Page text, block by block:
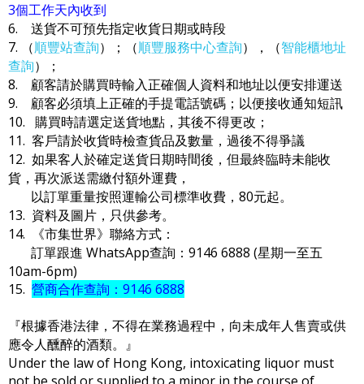
3個工作天內收到
6. 送貨不可預先指定收貨日期或時段
7. （順豐站查詢）；（順豐服務中心查詢），（智能櫃地址
查詢）；
8. 顧客請於購買時輸入正確個人資料和地址以便安排運送
9. 顧客必須填上正確的手提電話號碼；以便接收通知短訊
10. 購買時請選定送貨地點，其後不得更改；
11. 客戶請於收貨時檢查貨品及數量，過後不得爭議
12. 如果客人於確定送貨日期時間後，但最終臨時未能收
貨，再次派送需繳付額外運費，
以訂單重量按照運輸公司標準收費，80元起。
13. 資料及圖片，只供參考。
14. 《市集世界》聯絡方式：
訂單跟進 WhatsApp查詢：9146 6888 (星期一至五
10am-6pm)
15. 營商合作查詢：9146 6888
『根據香港法律，不得在業務過程中，向未成年人售賣或供
應令人醺醉的酒類。』
Under the law of Hong Kong, intoxicating liquor must